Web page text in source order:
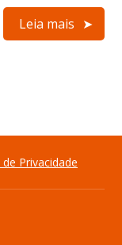
Leia mais
Privacidade